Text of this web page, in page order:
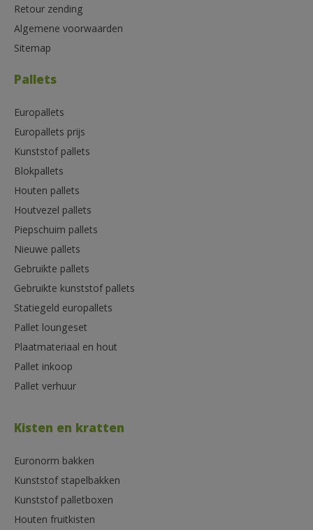
Retour zending
Algemene voorwaarden
Sitemap
Pallets
Europallets
Europallets prijs
Kunststof pallets
Blokpallets
Houten pallets
Houtvezel pallets
Piepschuim pallets
Nieuwe pallets
Gebruikte pallets
Gebruikte kunststof pallets
Statiegeld europallets
Pallet loungeset
Plaatmateriaal en hout
Pallet inkoop
Pallet verhuur
Kisten en kratten
Euronorm bakken
Kunststof stapelbakken
Kunststof palletboxen
Houten fruitkisten